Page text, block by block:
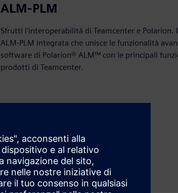
ALM-PLM
Sfrutti l'interoperabilità di Teamcenter e Polarion.
ALM-PLM integrata che unisce le funzionalità
software di Polarion® ALM™ con le principali
prodotti di Teamcenter.